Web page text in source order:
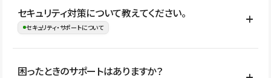
はい。CMSやコンポーネントを活用して更新範囲を設計しておく
ことで、デザインを崩しにくい状態で運用できます。 さらにコン
ながらレイアウトに影響を与えずに更新作業を進めやすくなりま
セキュリティ対策について教えてください。
セキュリティ・サポートについて
Studioでは、公開サイトやサービスを安全に利用できるよう、通信
困ったときのサポートはありますか？